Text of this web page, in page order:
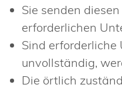
Sie senden
erforderlichen
Sind
unvollständig,
Die örtlich